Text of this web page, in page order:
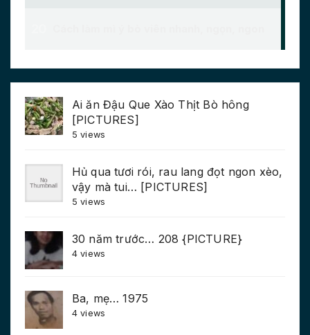
Ai ăn Đậu Que Xào Thịt Bò hông
[PICTURES]
5 views
Hủ qua tươi rói, rau lang đọt ngon xèo,
vậy mà tui… [PICTURES]
5 views
30 năm trước… 208 {PICTURE}
4 views
Ba, mẹ… 1975
4 views